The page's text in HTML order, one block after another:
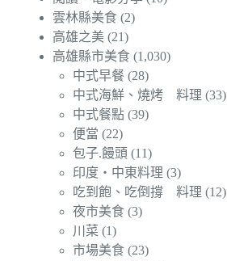
雲林縣美食 (2)
高雄之美 (21)
高雄縣市美食 (1,030)
中式早餐 (28)
中式海鮮、燒烤 料理 (33)
中式餐點 (39)
便當 (22)
包子.饅頭 (11)
印度‧中東料理 (3)
吃到飽、吃倒撐 料理 (12)
夜市美食 (3)
川菜 (1)
市場美食 (23)